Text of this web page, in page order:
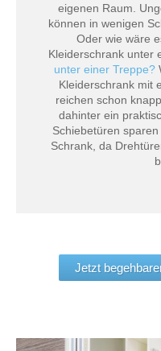
eigenen Raum.
können in wenigen
Oder wie wäre
Kleiderschrank unter
unter einer Treppe?
Kleiderschrank mit
reichen schon
dahinter ein
Schiebetüren
Schrank, da
Jetzt